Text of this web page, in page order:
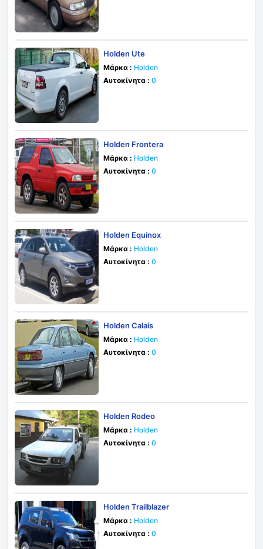
Holden Ute
Μάρκα : Holden
Αυτοκίνητα : 0
Holden Frontera
Μάρκα : Holden
Αυτοκίνητα : 0
Holden Equinox
Μάρκα : Holden
Αυτοκίνητα : 0
Holden Calais
Μάρκα : Holden
Αυτοκίνητα : 0
Holden Rodeo
Μάρκα : Holden
Αυτοκίνητα : 0
Holden Trailblazer
Μάρκα : Holden
Αυτοκίνητα : 0